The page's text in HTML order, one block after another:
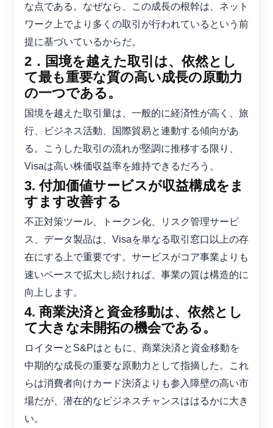
な点である。なぜなら、この成長の根幹は、ネット
ワーク上でより多くの取引が行われているという前
提に基づいているからだ。
2．国境を越えた取引は、依然とし
て最も重要な質の高い成長の原動力
の一つである。
国境を越えた取引量は、一般的に経済性が高く、旅
行、ビジネス活動、国際貿易と連動する傾向があ
る。こうした取引の流れが堅調に推移する限り、
Visaは高い株価収益率を維持できるだろう。
3. 付加価値サービスが収益構成をま
すます改善する
不正対策ツール、トークン化、リスク管理サービ
ス、データ製品は、Visaを単なる取引窓口以上の存
在にする上で重要です。サービスがコア事業よりも
速いペースで拡大し続ければ、事業の質は構造的に
向上します。
4. 商業決済と資金移動は、依然とし
て大きな未開拓の機会である。
ロイターとS&Pはともに、商業決済と資金移動を
中期的な成長の重要な原動力として指摘した。これ
らは消費者向けカード決済よりも参入障壁の高い市
場だが、潜在的なビジネスチャンスははるかに大き
い。